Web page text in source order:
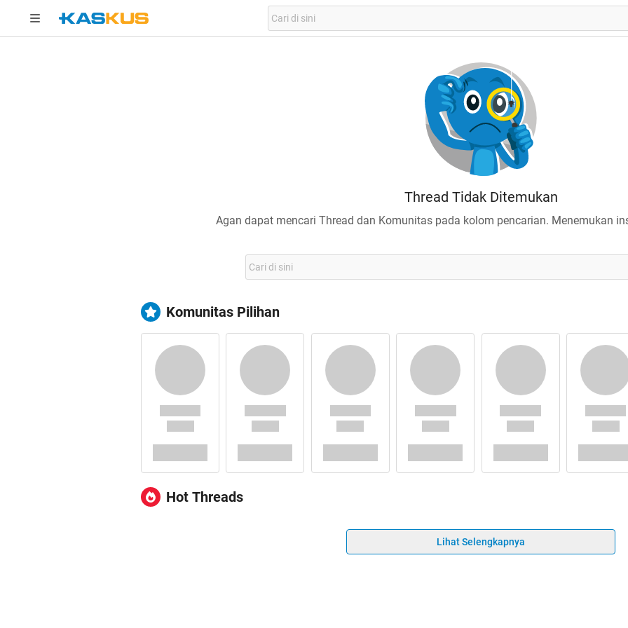
Thread Tidak Ditemukan
Agan dapat mencari Thread dan Komunitas pada kolom pencarian. Menemukan
Komunitas Pilihan
Hot Threads
Lihat Selengkapnya